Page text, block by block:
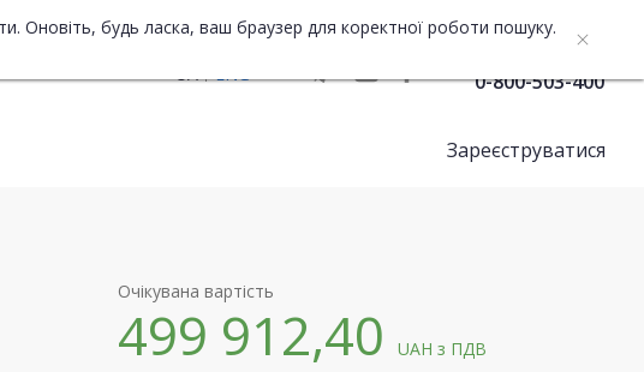
Оновіть, будь ласка, ваш браузер для коректної роботи пошуку.
UA
ENG 0-800-503-400
Зареєструватися
Очікувана вартість
499 912,40UAHз ПДВ